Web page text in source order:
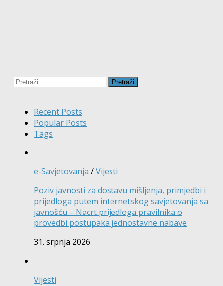
Pretraži:
Recent Posts
Popular Posts
Tags
e-Savjetovanja /Vijesti
Poziv javnosti za dostavu mišljenja, primjedbi i
prijedloga putem internetskog savjetovanja sa
javnošću – Nacrt prijedloga pravilnika o
provedbi postupaka jednostavne nabave
31. srpnja 2026
Vijesti